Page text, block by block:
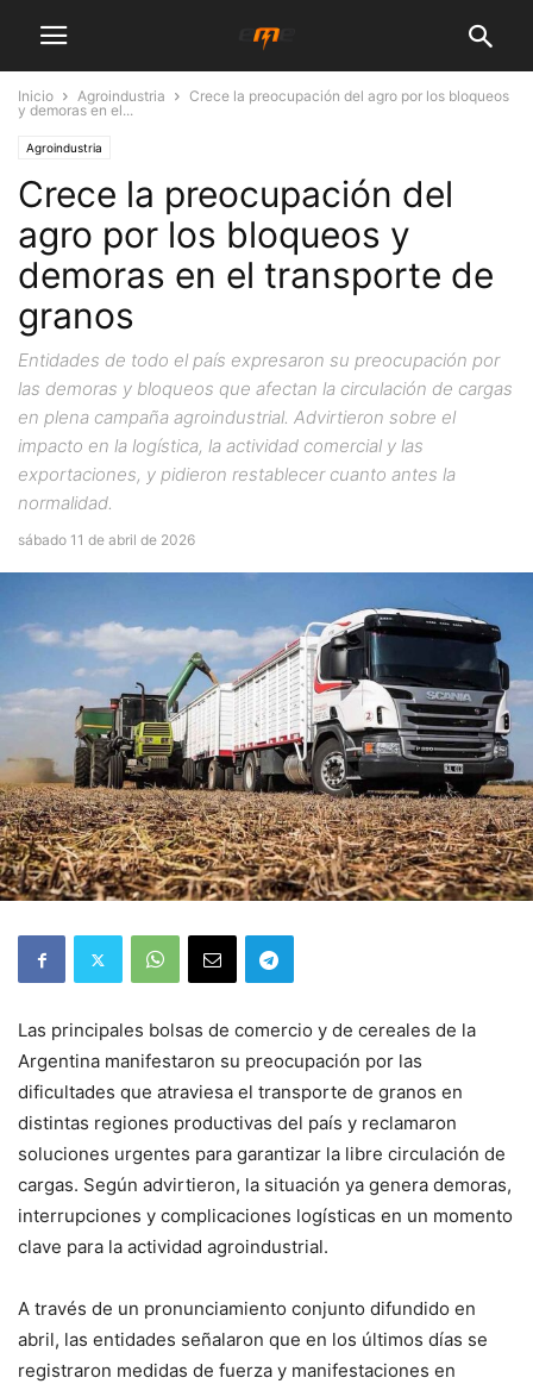
Inicio Agroindustria
Crece la preocupación del agro por los bloqueos
y demoras en el...
Agroindustria
Crece la preocupación del
agro por los bloqueos y
demoras en el transporte de
granos
Entidades de todo el país expresaron su preocupación por
las demoras y bloqueos que afectan la circulación de cargas
en plena campaña agroindustrial. Advirtieron sobre el
impacto en la logística, la actividad comercial y las
exportaciones, y pidieron restablecer cuanto antes la
normalidad.
sábado 11 de abril de 2026
Las principales bolsas de comercio y de cereales de la
Argentina manifestaron su preocupación por las
dificultades que atraviesa el transporte de granos en
distintas regiones productivas del país y reclamaron
soluciones urgentes para garantizar la libre circulación de
cargas. Según advirtieron, la situación ya genera demoras,
interrupciones y complicaciones logísticas en un momento
clave para la actividad agroindustrial.
A través de un pronunciamiento conjunto difundido en
abril, las entidades señalaron que en los últimos días se
registraron medidas de fuerza y manifestaciones en